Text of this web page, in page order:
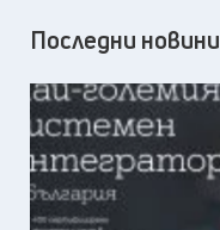
Последни новини